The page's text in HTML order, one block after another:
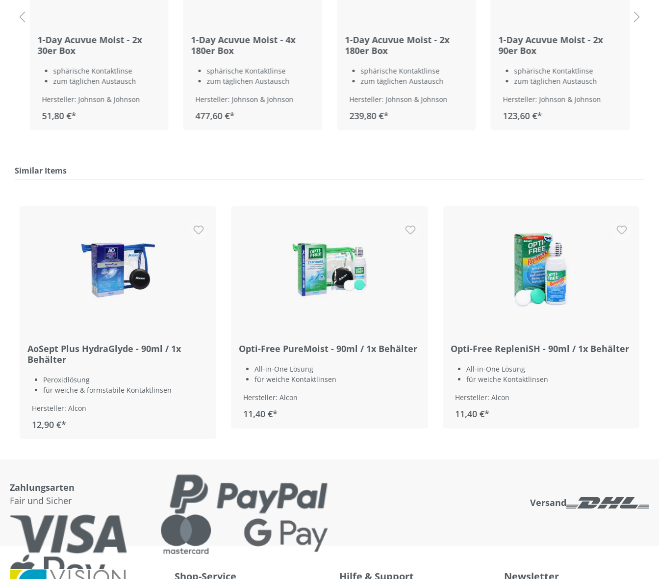
1-Day Acuvue Moist - 2x
30er Box
sphärische Kontaktlinse
zum täglichen Austausch
Hersteller: Johnson & Johnson
51,80 €*
1-Day Acuvue Moist - 4x
180er Box
sphärische Kontaktlinse
zum täglichen Austausch
Hersteller: Johnson & Johnson
477,60 €*
1-Day Acuvue Moist - 2x
180er Box
sphärische Kontaktlinse
zum täglichen Austausch
Hersteller: Johnson & Johnson
239,80 €*
1-Day Acuvue Moist - 2x
90er Box
sphärische Kontaktlinse
zum täglichen Austausch
Hersteller: Johnson & Johnson
123,60 €*
Similar Items
AoSept Plus HydraGlyde - 90ml / 1x
Behälter
Peroxidlösung
für weiche & formstabile Kontaktlinsen
Hersteller: Alcon
12,90 €*
Opti-Free PureMoist - 90ml / 1x Behälter
All-in-One Lösung
für weiche Kontaktlinsen
Hersteller: Alcon
11,40 €*
Opti-Free RepleniSH - 90ml / 1x Behälter
All-in-One Lösung
für weiche Kontaktlinsen
Hersteller: Alcon
11,40 €*
Zahlungsarten
Fair und Sicher
Versand